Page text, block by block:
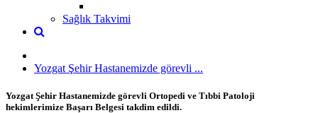
Sağlık Takvimi
Yozgat Şehir Hastanemizde görevli ...
Yozgat Şehir Hastanemizde görevli Ortopedi ve Tıbbi Patoloji
hekimlerimize Başarı Belgesi takdim edildi.